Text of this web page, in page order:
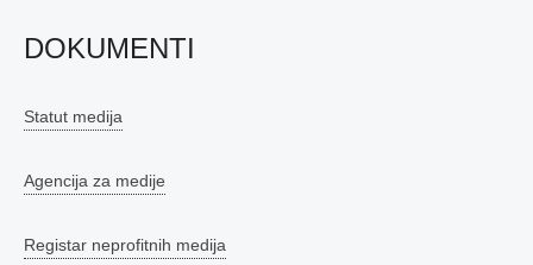
DOKUMENTI
Statut medija
Agencija za medije
Registar neprofitnih medija